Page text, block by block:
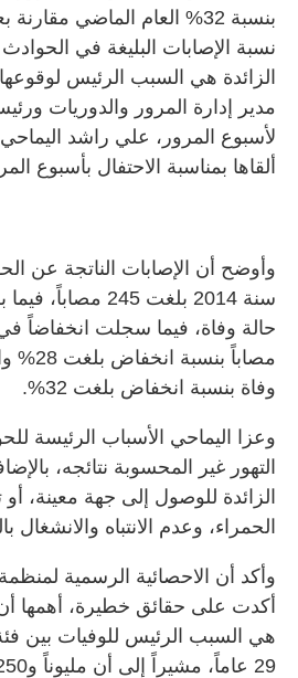
نسبة الإصابات البليغة في
مدير إدارة المرور والدوريات
لأسبوع المرور، علي راشد
ألقاها بمناسبة الاحتفال بأسبوع
وأوضح أن الإصابات الناتجة عن
وفاة بنسبة انخفاض بلغت 32%.
وعزا اليماحي الأسباب الرئيسة
التهور غير المحسوبة نتائجه،
الزائدة للوصول إلى جهة معينة، أو
الحمراء، وعدم الانتباه والانشغال
وأكد أن الاحصائية الرسمية
أكدت على حقائق خطيرة، أهمها